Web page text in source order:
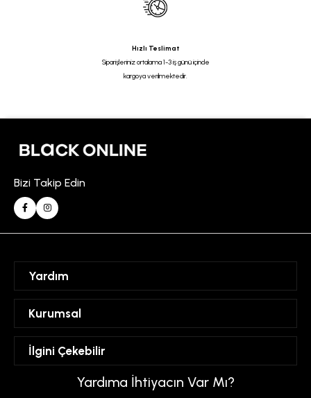
Hızlı Teslimat
Siparişleriniz ortalama 1-3 iş günü içinde
kargoya verilmektedir.
Bizi Takip Edin
Yardım
Hesabım
Favorilerim
Kurumsal
Mesafeli Satış Sözleşmesi
Üyelik Sözleşmesi
Gizlilik ve Güvenlik Politikası
İlgini Çekebilir
Yardıma İhtiyacın Var Mı?